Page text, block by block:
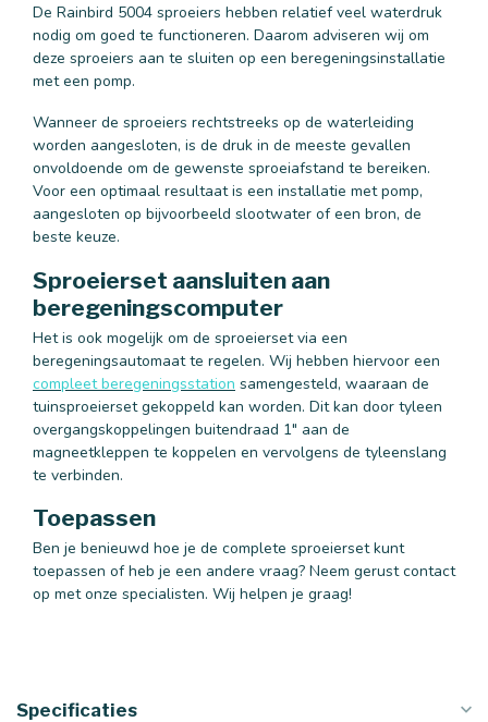
De Rainbird 5004 sproeiers hebben relatief veel waterdruk
nodig om goed te functioneren. Daarom adviseren wij om
deze sproeiers aan te sluiten op een beregeningsinstallatie
met een pomp.
Wanneer de sproeiers rechtstreeks op de waterleiding
worden aangesloten, is de druk in de meeste gevallen
onvoldoende om de gewenste sproeiafstand te bereiken.
Voor een optimaal resultaat is een installatie met pomp,
aangesloten op bijvoorbeeld slootwater of een bron, de
beste keuze.
Sproeierset aansluiten aan
beregeningscomputer
Het is ook mogelijk om de sproeierset via een
beregeningsautomaat te regelen. Wij hebben hiervoor een
compleet beregeningsstation samengesteld, waaraan de
tuinsproeierset gekoppeld kan worden. Dit kan door tyleen
overgangskoppelingen buitendraad 1" aan de
magneetkleppen te koppelen en vervolgens de tyleenslang
te verbinden.
Toepassen
Ben je benieuwd hoe je de complete sproeierset kunt
toepassen of heb je een andere vraag? Neem gerust contact
op met onze specialisten. Wij helpen je graag!
Specificaties